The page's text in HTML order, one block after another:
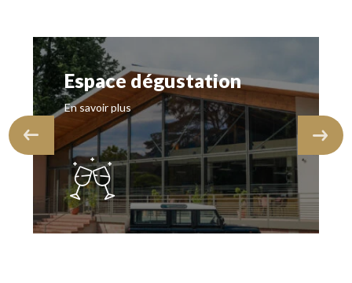
Espace dégustation
En savoir plus